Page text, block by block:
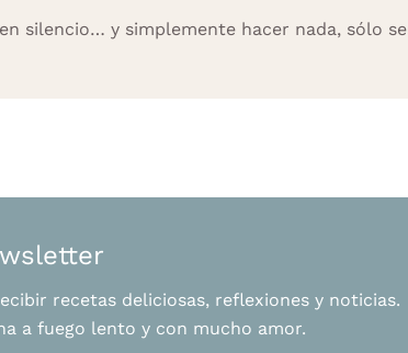
silencio… y simplemente hacer nada, sólo
recetas deliciosas, reflexiones y noticias.
a fuego lento y con mucho amor.